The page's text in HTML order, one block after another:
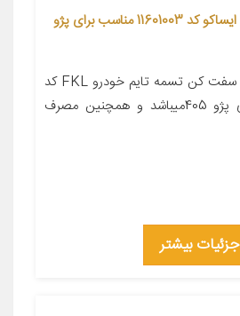
غلتک سفت کن تسمه ایساکو کد 11601003 مناسب برای پژو
معرفی محصول غلتک سفت کن تسمه تایم خودرو FKL کد
11601003 مناسب برای پژو 405میباشد و همچنین مصرف
جزئیات بیشتر